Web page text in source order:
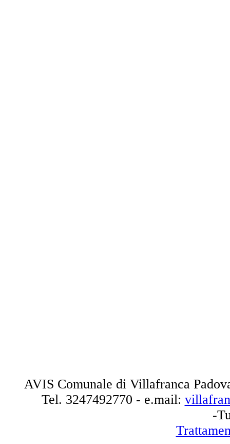
AVIS Comunale di Villafranca
Tel. 3247492770 - e.mail:
-